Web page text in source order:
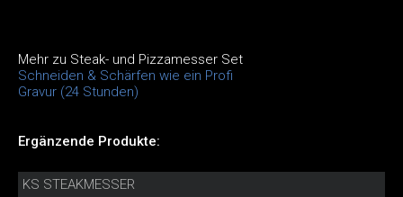
Mehr zu Steak- und Pizzamesser Set
Schneiden & Schärfen wie ein Profi
Gravur (24 Stunden)
Ergänzende Produkte:
KS STEAKMESSER